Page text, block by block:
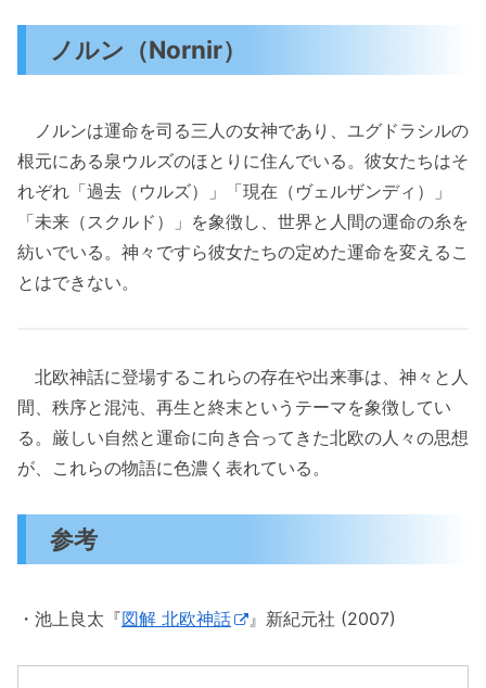
ノルン（Nornir）
ノルンは運命を司る三人の女神であり、ユグドラシルの
根元にある泉ウルズのほとりに住んでいる。彼女たちはそ
れぞれ「過去（ウルズ）」「現在（ヴェルザンディ）」
「未来（スクルド）」を象徴し、世界と人間の運命の糸を
紡いでいる。神々ですら彼女たちの定めた運命を変えるこ
とはできない。
北欧神話に登場するこれらの存在や出来事は、神々と人
間、秩序と混沌、再生と終末というテーマを象徴してい
る。厳しい自然と運命に向き合ってきた北欧の人々の思想
が、これらの物語に色濃く表れている。
参考
・池上良太『図解 北欧神話 』新紀元社 (2007)